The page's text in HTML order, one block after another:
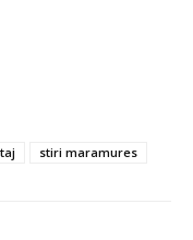
stiri maramures